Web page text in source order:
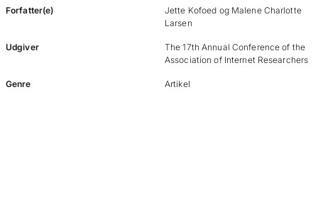
Forfatter(e)
Jette Kofoed og Malene Charlotte
Larsen
Udgiver
The 17th Annual Conference of the
Association of Internet Researchers
Genre Artikel